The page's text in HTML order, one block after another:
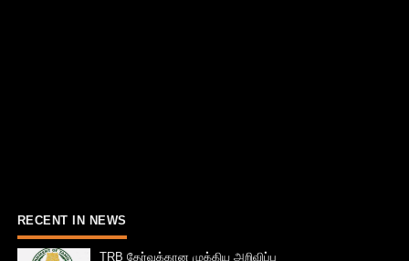
RECENT IN NEWS
TRB தேர்வுக்கான முக்கிய அறிவிப்பு